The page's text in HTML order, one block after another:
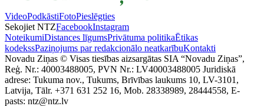
VideoPodkāstiFotoPieslēgties
Sekojiet NTZFacebookInstagram
NoteikumiDistances līgumsPrivātuma politikaĒtikas
kodekssPaziņojums par redakcionālo neatkarībuKontakti
Novadu Ziņas © Visas tiesības aizsargātas SIA “Novadu Ziņas”,
Reģ. Nr.: 40003488005, PVN Nr.: LV40003488005 Juridiskā
adrese: Tukuma nov., Tukums, Brīvības laukums 10, LV-3101,
Latvija, Tālr. +371 631 252 16, Mob. 28338989, 28444558, E-
pasts: ntz@ntz.lv